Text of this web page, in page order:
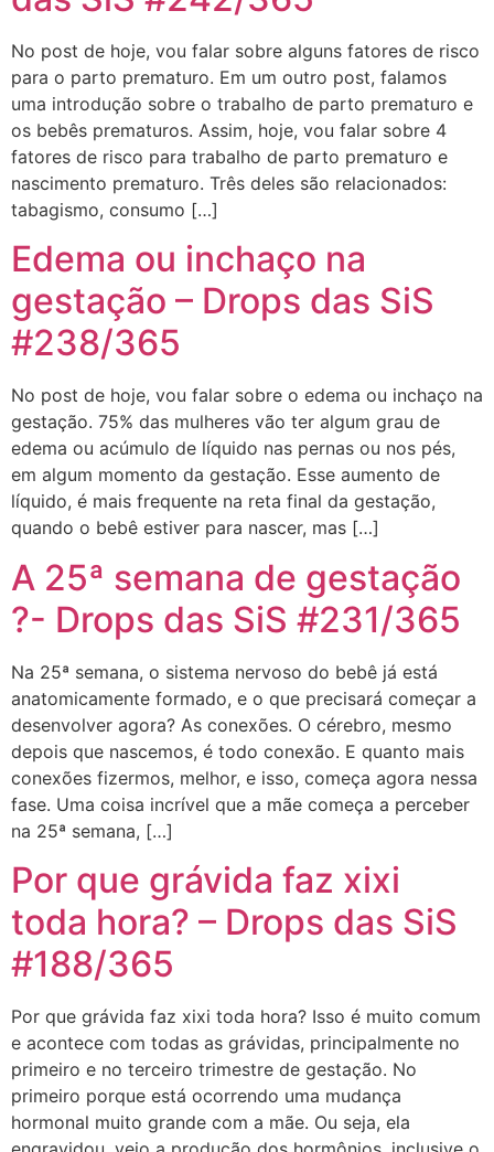
No post de hoje, vou falar sobre alguns fatores de risco
para o parto prematuro. Em um outro post, falamos
uma introdução sobre o trabalho de parto prematuro e
os bebês prematuros. Assim, hoje, vou falar sobre 4
fatores de risco para trabalho de parto prematuro e
nascimento prematuro. Três deles são relacionados:
tabagismo, consumo […]
Edema ou inchaço na
gestação – Drops das SiS
#238/365
No post de hoje, vou falar sobre o edema ou inchaço na
gestação. 75% das mulheres vão ter algum grau de
edema ou acúmulo de líquido nas pernas ou nos pés,
em algum momento da gestação. Esse aumento de
líquido, é mais frequente na reta final da gestação,
quando o bebê estiver para nascer, mas […]
A 25ª semana de gestação
?- Drops das SiS #231/365
Na 25ª semana, o sistema nervoso do bebê já está
anatomicamente formado, e o que precisará começar a
desenvolver agora? As conexões. O cérebro, mesmo
depois que nascemos, é todo conexão. E quanto mais
conexões fizermos, melhor, e isso, começa agora nessa
fase. Uma coisa incrível que a mãe começa a perceber
na 25ª semana, […]
Por que grávida faz xixi
toda hora? – Drops das SiS
#188/365
Por que grávida faz xixi toda hora? Isso é muito comum
e acontece com todas as grávidas, principalmente no
primeiro e no terceiro trimestre de gestação. No
primeiro porque está ocorrendo uma mudança
hormonal muito grande com a mãe. Ou seja, ela